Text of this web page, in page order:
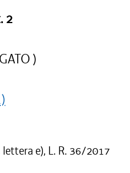
2
)
e), L. R. 36/2017